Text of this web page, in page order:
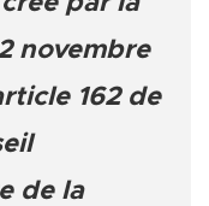
novembre
162 de
de la